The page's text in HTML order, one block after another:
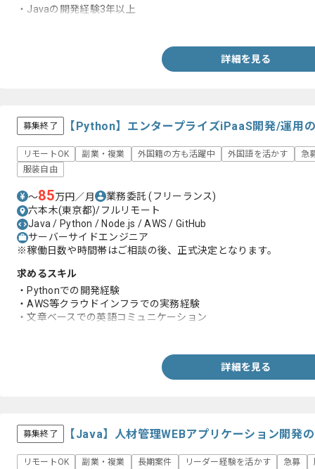
・Javaの開発経験3年以上
詳細を見る
募集終了 【Python】エンタープライズiPaaS開発/運用
リモートOK 副業・複業 外国籍の方も活躍中 外国語を活かす
急
服装自由
〜85万円／月 業務委託(フリーランス)
六本木(東京都)/フルリモート
Java / Python / Node.js / AWS / GitHub
サーバーサイドエンジニア
※稼働日数や時間帯はご相談の後、正式決定となります。
求めるスキル
・Pythonでの開発経験
・AWS等クラウドインフラでの実務経験
・文章ベースでの英語コミュニケーション
詳細を見る
募集終了 【Java】人材管理WEBアプリケーション開発
リモートOK 副業・複業 長期案件 リーダー経験を活かす 急募